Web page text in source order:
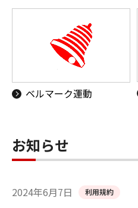
ベルマーク運動
お知らせ
2024年6月7日 利用規約